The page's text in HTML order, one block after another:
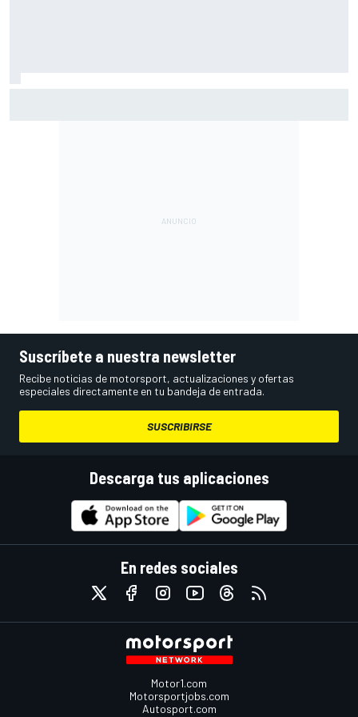
Suscríbete a nuestra newsletter
Recibe noticias de motorsport, actualizaciones y ofertas
especiales directamente en tu bandeja de entrada.
SUSCRIBIRSE
Descarga tus aplicaciones
En redes sociales
Motor1.com
Motorsportjobs.com
Autosport.com